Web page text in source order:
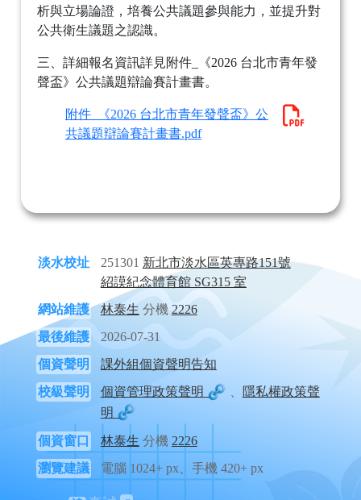
析與立場論證，培養公共議題參與能力，並提升對
公共衛生議題之認識。
三、詳細報名資訊詳見附件_《2026 台北市青年發
聲盃》公共議題辯論賽計畫書。
附件_《2026 台北市青年發聲盃》公
共議題辯論賽計畫書.pdf
淡水校址 251301 新北市淡水區英專路151號
紹謨紀念體育館 SG315 室
網站維護
林泰生 分機 2226
最後維護
2026-07-31
個資聲明
課外組個資聲明告知
校級聲明
個資管理政策聲明 、
隱私權政策聲
明
個資窗口 林泰生 分機 2226
瀏覽建議
電腦 1024+ px、手機 420+ px